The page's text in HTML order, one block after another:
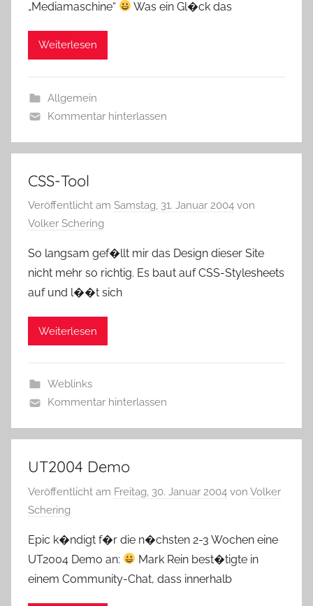
„Mediamaschine“ Was ein Gl�ck das
Weiterlesen
Allgemein
Kommentar hinterlassen
CSS-Tool
Veröffentlicht am Samstag, 31. Januar 2004 von
Volker Schering
So langsam gef�llt mir das Design dieser Site
nicht mehr so richtig. Es baut auf CSS-Stylesheets
auf und l��t sich
Weiterlesen
Weblinks
Kommentar hinterlassen
UT2004 Demo
Veröffentlicht am Freitag, 30. Januar 2004 von Volker
Schering
Epic k�ndigt f�r die n�chsten 2-3 Wochen eine
UT2004 Demo an:
Mark Rein best�tigte in
einem Community-Chat, dass innerhalb